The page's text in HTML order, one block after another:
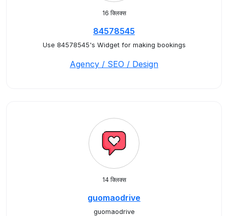
16 क्लिक्स
84578545
Use 84578545's Widget for making bookings
Agency / SEO / Design
14 क्लिक्स
guomaodrive
guomaodrive